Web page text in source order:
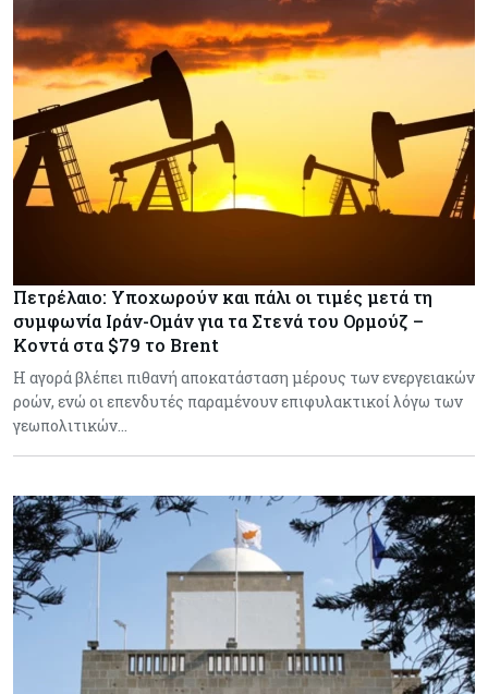
Πετρέλαιο: Υποχωρούν και πάλι οι τιμές μετά τη
συμφωνία Ιράν-Ομάν για τα Στενά του Ορμούζ –
Κοντά στα $79 το Brent
Η αγορά βλέπει πιθανή αποκατάσταση μέρους των ενεργειακών
ροών, ενώ οι επενδυτές παραμένουν επιφυλακτικοί λόγω των
γεωπολιτικών…